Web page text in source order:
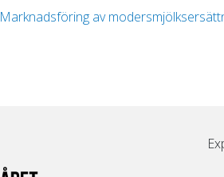
Marknadsföring av